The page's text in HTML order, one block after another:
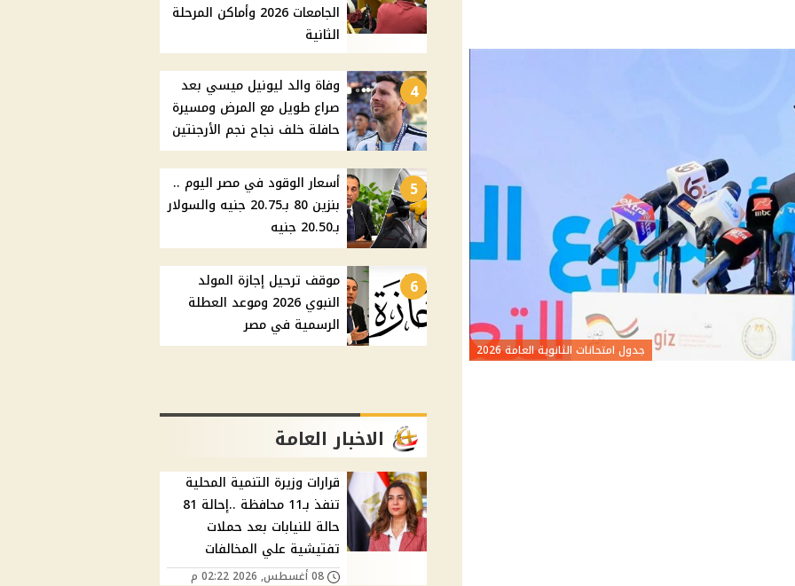
جدول امتحانات الثانوية العامة 2026
الجامعات 2026 وأماكن المرحلة
الثانية
4
وفاة والد ليونيل ميسي بعد
صراع طويل مع المرض ومسيرة
حافلة خلف نجاح نجم الأرجنتين
5
أسعار الوقود في مصر اليوم ..
بنزين 80 بـ20.75 جنيه والسولار
بـ20.50 جنيه
6
موقف ترحيل إجازة المولد
النبوي 2026 وموعد العطلة
الرسمية في مصر
الاخبار العامة
قرارات وزيرة التنمية المحلية
تنفذ بـ11 محافظة ..إحالة 81
حالة للنيابات بعد حملات
تفتيشية علي المخالفات
08 أغسطس, 2026 02:22 م